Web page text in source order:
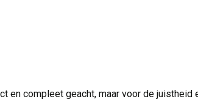
compleet geacht, maar voor de juistheid